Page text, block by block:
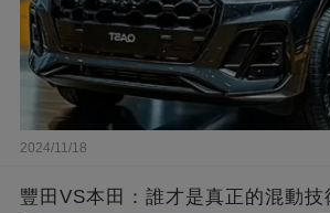
2024/11/18
豐田VS本田：誰才是真正的混動技